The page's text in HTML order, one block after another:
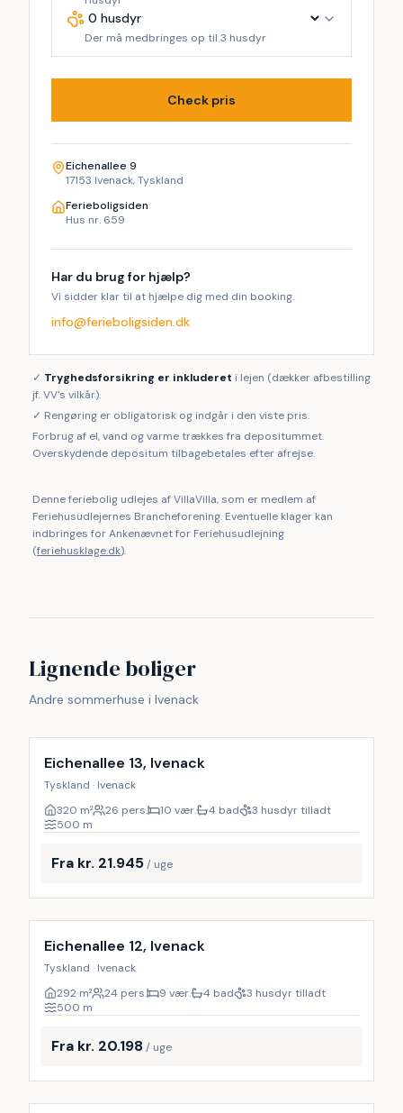
Der må medbringes op til 3 husdyr
Check pris
Eichenallee 9
17153 Ivenack, Tyskland
Ferieboligsiden
Hus nr. 659
Har du brug for hjælp?
Vi sidder klar til at hjælpe dig med din booking.
info@ferieboligsiden.dk
✓ Tryghedsforsikring er inkluderet i lejen (dækker afbestilling
jf. VV's vilkår).
✓ Rengøring er obligatorisk og indgår i den viste pris.
Forbrug af el, vand og varme trækkes fra depositummet.
Overskydende depositum tilbagebetales efter afrejse.
Denne feriebolig udlejes af VillaVilla, som er medlem af
Feriehusudlejernes Brancheforening. Eventuelle klager kan
indbringes for Ankenævnet for Feriehusudlejning
(feriehusklage.dk).
Lignende boliger
Andre sommerhuse i Ivenack
Eichenallee 13, Ivenack
Tyskland · Ivenack
320 m² 26 pers. 10 vær. 4 bad
3 husdyr tilladt
500 m
Fra kr. 21.945/ uge
Inkl. rengøring
Eichenallee 12, Ivenack
Tyskland · Ivenack
292 m² 24 pers. 9 vær. 4 bad
3 husdyr tilladt
500 m
Fra kr. 20.198/ uge
Inkl. rengøring